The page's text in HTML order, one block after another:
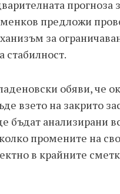
предложи
за
стабилност.
обяви, че
взето на закрито
бъдат анализирани
промените на
в крайните